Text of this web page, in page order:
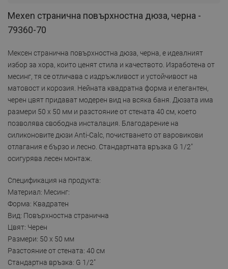
Mexen странична повърхностна дюза, черна -
79360-70
Мексен странична повърхностна дюза, черна, е идеалният
избор за хора, които ценят стила и качеството. Изработена от
месинг, тя се отличава с издръжливост и устойчивост на
матовост и корозия. Нейната квадратна форма и елегантен,
черен цвят придават модерен вид на всяка баня. Дюзата има
размери 50 x 50 мм и разстояние от стената 40 см, което
позволява свободна инсталация. Благодарение на
силиконовите дюзи Anti-Calc, почистването от варовикови
отлагания е бързо и лесно. Стандартната връзка G 1/2"
осигурява лесен монтаж.
Спецификация на продукта:
Материал: Месинг:
Форма: Квадратен
Вид: Повърхностна странична
Цвят: Черен
Размери: 50 x 50 мм
Разстояние от стената: 40 см
Стандартна връзка: G 1/2"